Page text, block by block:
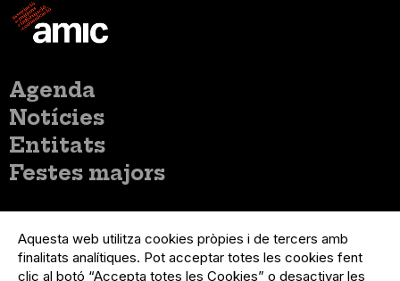
Menú
principal
Agenda
Notícies
Entitats
Festes majors
del
compte
d'usuari
Menú
usuari
Registre organització
Menú
Aquesta web utilitza cookies pròpies i de tercers amb
finalitats analítiques. Pot acceptar totes les cookies fent
clic al botó “Accepta totes les Cookies” o desactivar les